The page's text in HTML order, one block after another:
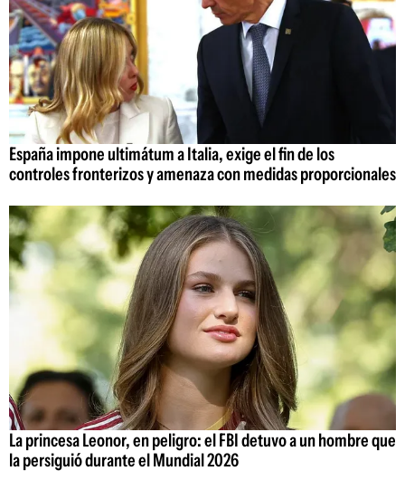
España impone ultimátum a Italia, exige el fin de los
controles fronterizos y amenaza con medidas proporcionales
La princesa Leonor, en peligro: el FBI detuvo a un hombre que
la persiguió durante el Mundial 2026